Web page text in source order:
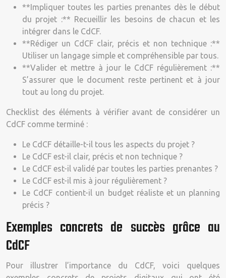
**Impliquer toutes les parties prenantes dès le début
du projet :** Recueillir les besoins de chacun et les
intégrer dans le CdCF.
**Rédiger un CdCF clair, précis et non technique :**
Utiliser un langage simple et compréhensible par tous.
**Valider et mettre à jour le CdCF régulièrement :**
S’assurer que le document reste pertinent et à jour
tout au long du projet.
Checklist des éléments à vérifier avant de considérer un
CdCF comme terminé :
Le CdCF détaille-t-il tous les aspects du projet ?
Le CdCF est-il clair, précis et non technique ?
Le CdCF est-il validé par toutes les parties prenantes ?
Le CdCF est-il mis à jour régulièrement ?
Le CdCF contient-il un budget réaliste et un planning
précis ?
Exemples concrets de succès grâce au
CdCF
Pour illustrer l’importance du CdCF, voici quelques